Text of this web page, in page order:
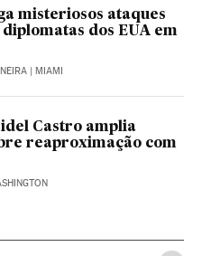
misteriosos ataques
diplomatas dos EUA em
| MIAMI
Castro amplia
reaproximação com